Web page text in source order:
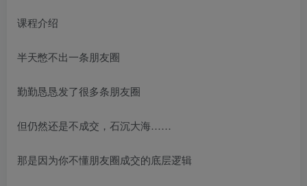
课程介绍
半天憋不出一条朋友圈
勤勤恳恳发了很多条朋友圈
但仍然还是不成交，石沉大海……
那是因为你不懂朋友圈成交的底层逻辑